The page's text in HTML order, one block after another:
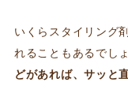
いくらスタイリング
れることもあるでし
どがあれば、サッと